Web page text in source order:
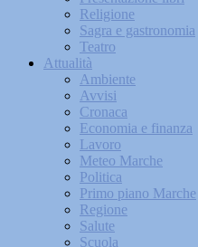
Religione
Sagra e gastronomia
Teatro
Attualità
Ambiente
Avvisi
Cronaca
Economia e finanza
Lavoro
Meteo Marche
Politica
Primo piano Marche
Regione
Salute
Scuola